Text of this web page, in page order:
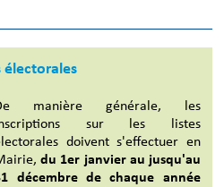
électorales
manière générale, les
sur les listes
doivent s'effectuer en
du 1er janvier au jusqu'au
décembre de chaque année